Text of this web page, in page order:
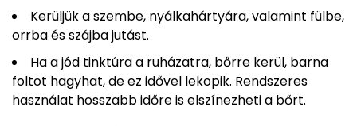
Kerüljük a szembe, nyálkahártyára, valamint fülbe,
orrba és szájba jutást.
Ha a jód tinktúra a ruházatra, bőrre kerül, barna
foltot hagyhat, de ez idővel lekopik. Rendszeres
használat hosszabb időre is elszínezheti a bőrt.